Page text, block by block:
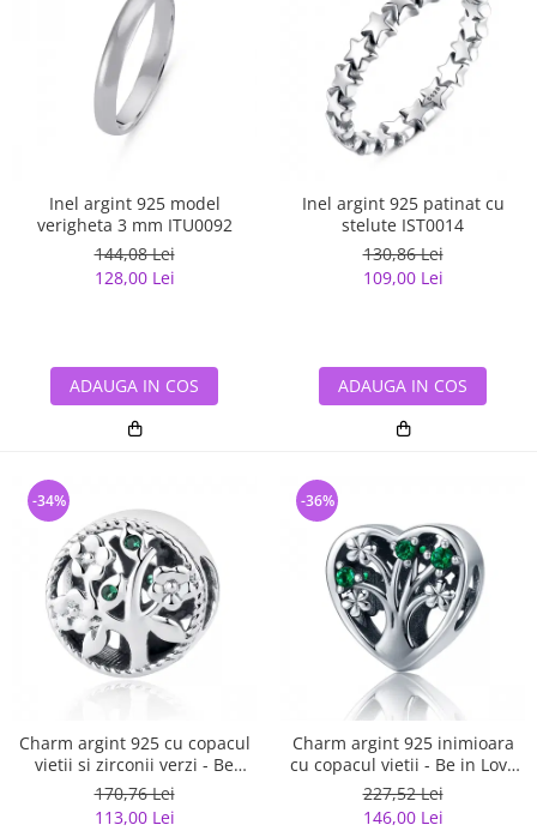
Inel argint 925 model
verigheta 3 mm ITU0092
144,08 Lei
128,00 Lei
ADAUGA IN COS
Inel argint 925 patinat cu
stelute IST0014
130,86 Lei
109,00 Lei
ADAUGA IN COS
Charm argint 925 cu copacul
vietii si zirconii verzi - Be
Nature PST0059
170,76 Lei
113,00 Lei
-34%
Charm argint 925 inimioara
cu copacul vietii - Be in Love
PST0105
227,52 Lei
146,00 Lei
-36%